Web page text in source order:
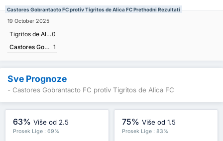
Castores Gobrantacto FC protiv Tigritos de Alica FC Prethodni Rezultati
19 October 2025
Tigritos de Alica FC0
Castores Gobrantacto FC 1
Sve Prognoze
- Castores Gobrantacto FC protiv Tigritos de Alica FC
63% Više od 2.5
Prosek Lige : 69%
75% Više od 1.5
Prosek Lige : 83%